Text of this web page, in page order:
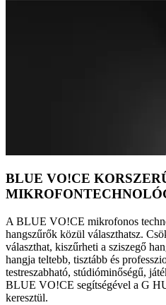
BLUE VO!CE
A BLUE VO!CE mikrofonos
hangszűrők közül választhatsz.
választhat, kiszűrheti a sziszegő
hangja teltebb, tisztább és
testreszabható, stúdióminőségű,
BLUE VO!CE segítségével a G
keresztül.